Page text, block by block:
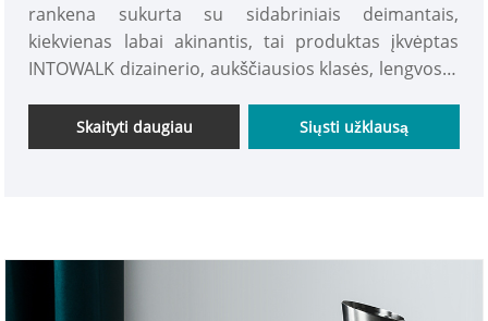
rankena sukurta su sidabriniais deimantais,
kiekvienas labai akinantis, tai produktas įkvėptas
INTOWALK dizainerio, aukščiausios klasės, lengvos ir
asmeniniam naudojimui ir dovanoms, šaltas
pjovimo technologija, didelis skersmuo, pilamas
Skaityti daugiau Siųsti užklausą